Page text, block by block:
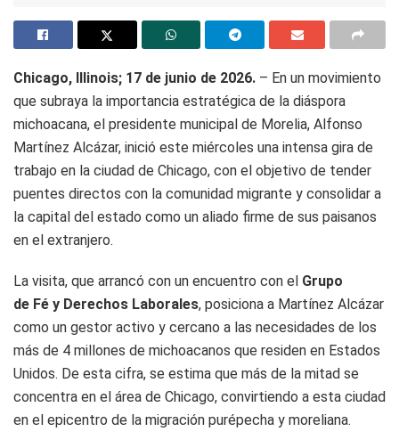
Chicago, Illinois; 17 de junio de 2026. – En un movimiento
que subraya la importancia estratégica de la diáspora
michoacana, el presidente municipal de Morelia, Alfonso
Martínez Alcázar, inició este miércoles una intensa gira de
trabajo en la ciudad de Chicago, con el objetivo de tender
puentes directos con la comunidad migrante y consolidar a
la capital del estado como un aliado firme de sus paisanos
en el extranjero.
La visita, que arrancó con un encuentro con el Grupo
de Fé y Derechos Laborales, posiciona a Martínez Alcázar
como un gestor activo y cercano a las necesidades de los
más de 4 millones de michoacanos que residen en Estados
Unidos. De esta cifra, se estima que más de la mitad se
concentra en el área de Chicago, convirtiendo a esta ciudad
en el epicentro de la migración purépecha y moreliana.